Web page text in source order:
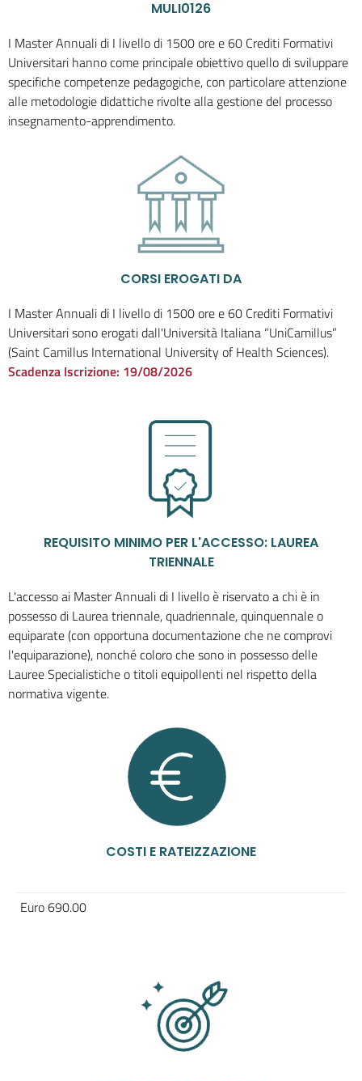
MULI0126
I Master Annuali di I livello di 1500 ore e 60 Crediti Formativi
Universitari hanno come principale obiettivo quello di sviluppare
specifiche competenze pedagogiche, con particolare attenzione
alle metodologie didattiche rivolte alla gestione del processo
insegnamento-apprendimento.
CORSI EROGATI DA
I Master Annuali di I livello di 1500 ore e 60 Crediti Formativi
Universitari sono erogati dall'Università Italiana “UniCamillus”
(Saint Camillus International University of Health Sciences).
Scadenza Iscrizione: 19/08/2026
REQUISITO MINIMO PER L'ACCESSO: LAUREA
TRIENNALE
L'accesso ai Master Annuali di I livello è riservato a chi è in
possesso di Laurea triennale, quadriennale, quinquennale o
equiparate (con opportuna documentazione che ne comprovi
l'equiparazione), nonché coloro che sono in possesso delle
Lauree Specialistiche o titoli equipollenti nel rispetto della
normativa vigente.
COSTI E RATEIZZAZIONE
Euro 690.00